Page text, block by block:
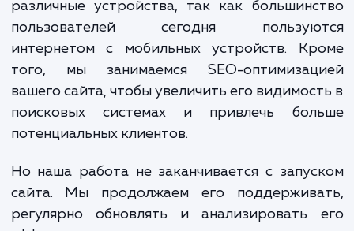
будет соответствовать вашему
передавать его атмосферу и дух, делая
сайт привлекательным и
Следующим шагом является создание
и логичной структуры сайта, которая
пользователям легко найти
проще.
Мы обеспечиваем адаптивность сайта